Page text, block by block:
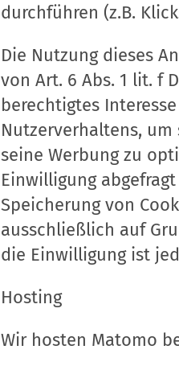
durchführen (z.B.
Die Nutzung dieses
von Art. 6 Abs. 1 lit. f
berechtigtes
Nutzerverhaltens,
seine Werbung zu
Einwilligung
Speicherung von
ausschließlich auf
die Einwilligung ist
Hosting
Wir hosten Matomo